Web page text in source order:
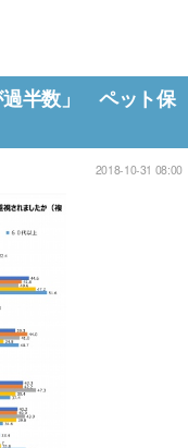
過半数」 ペット保
2018-10-31 08:00